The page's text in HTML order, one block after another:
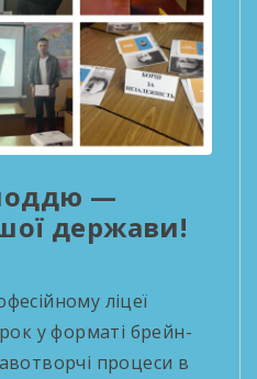
—
держави!
ліцеї
у форматі брейн-
процеси в